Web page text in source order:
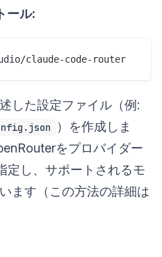
ール:
した設定ファイル（例:
）を作成しま
をプロバイダー
定し、サポートされるモ
ます（この方法の詳細は